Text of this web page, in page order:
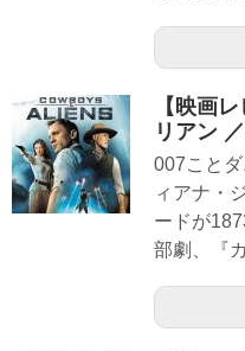
【映画
リアン
007こと
ィアナ・
ードが
部劇、『